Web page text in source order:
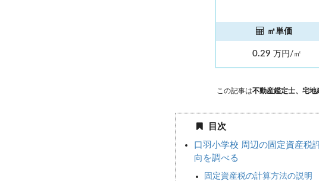
㎡単価
0.29万円/㎡
この記事は不動産鑑定士、宅地
目次
口羽小学校 周辺の固定資産税
向を調べる
固定資産税の計算方法の説明